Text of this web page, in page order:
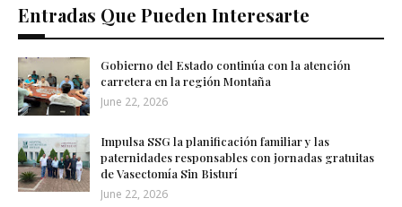
Entradas Que Pueden Interesarte
Gobierno del Estado continúa con la atención
carretera en la región Montaña
June 22, 2026
Impulsa SSG la planificación familiar y las
paternidades responsables con jornadas gratuitas
de Vasectomía Sin Bisturí
June 22, 2026